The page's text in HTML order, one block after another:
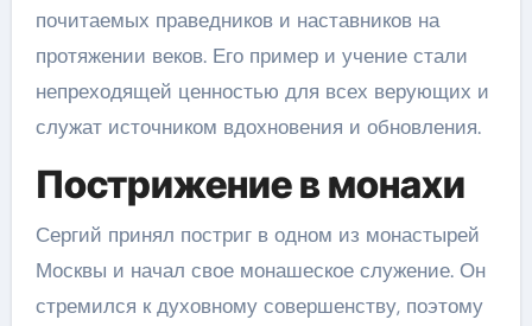
почитаемых праведников и наставников на
протяжении веков. Его пример и учение стали
непреходящей ценностью для всех верующих и
служат источником вдохновения и обновления.
Пострижение в монахи
Сергий принял постриг в одном из монастырей
Москвы и начал свое монашеское служение. Он
стремился к духовному совершенству, поэтому